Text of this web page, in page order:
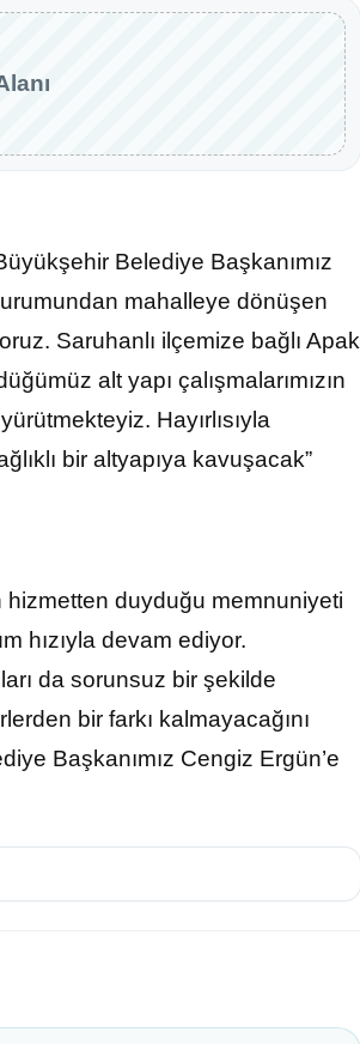
Belediye Başkanımız
mahalleye dönüşen
Saruhanlı ilçemize bağlı Apak
alt yapı çalışmalarımızın
Hayırlısıyla
bir altyapıya kavuşacak”
hizmetten duyduğu memnuniyeti
hızıyla devam ediyor.
da sorunsuz bir şekilde
bir farkı kalmayacağını
Başkanımız Cengiz Ergün’e